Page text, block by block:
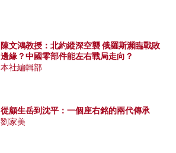
陳文鴻教授：北約縱深空襲 俄羅斯瀕臨戰敗
邊緣？中國零部件能左右戰局走向？
本社編輯部
從顧生岳到沈平：一個座右銘的兩代傳承
劉家美